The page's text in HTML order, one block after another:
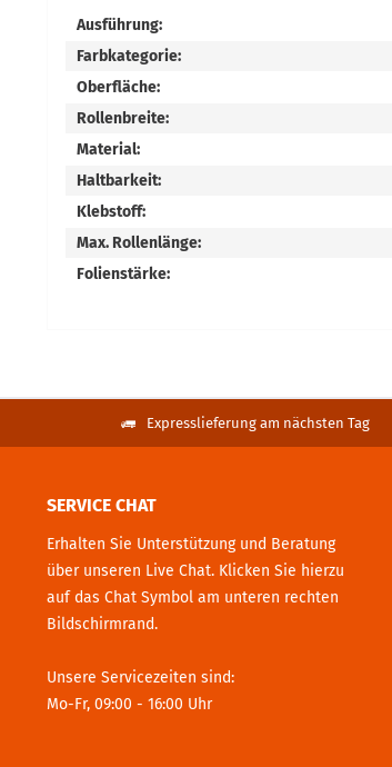
Ausführung:
Farbkategorie:
Oberfläche:
Rollenbreite:
Material:
Haltbarkeit:
Klebstoff:
Max. Rollenlänge:
Folienstärke:
Expresslieferung am nächsten Tag
SERVICE CHAT
Erhalten Sie Unterstützung und Beratung
über unseren Live Chat. Klicken Sie hierzu
auf das Chat Symbol am unteren rechten
Bildschirmrand.
Unsere Servicezeiten sind:
Mo-Fr, 09:00 - 16:00 Uhr